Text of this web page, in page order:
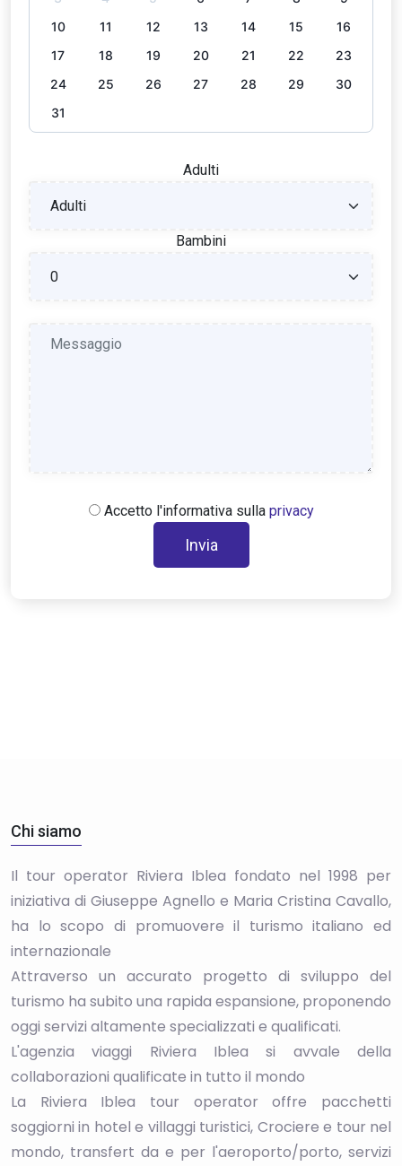
10
11 12 13 14 15
16
17
18 19 20 21 22
23
24
25 26 27 28 29
30
31
Adulti
Bambini
Accetto l'informativa sulla privacy
Chi siamo
Il tour operator Riviera Iblea fondato nel 1998 per
iniziativa di Giuseppe Agnello e Maria Cristina Cavallo,
ha lo scopo di promuovere il turismo italiano ed
internazionale
Attraverso un accurato progetto di sviluppo del
turismo ha subito una rapida espansione, proponendo
oggi servizi altamente specializzati e qualificati.
L'agenzia viaggi Riviera Iblea si avvale della
collaborazioni qualificate in tutto il mondo
La Riviera Iblea tour operator offre pacchetti
soggiorni in hotel e villaggi turistici, Crociere e tour nel
mondo, transfert da e per l'aeroporto/porto, servizi